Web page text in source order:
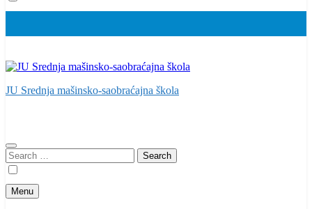
JU Srednja mašinsko-saobraćajna škola
Search
for:
Menu